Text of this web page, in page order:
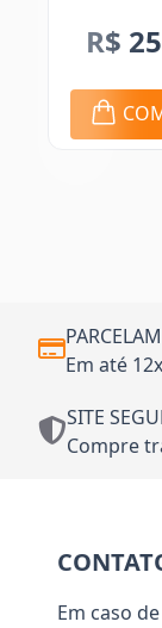
R$
Em até
SITE
Compre
Em caso